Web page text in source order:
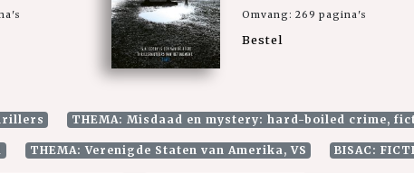
Omvang: 269 pagina's
Bestel
THEMA: Misdaad en mystery: hard-boiled crime,
THEMA: Verenigde Staten van Amerika, VS BISAC: